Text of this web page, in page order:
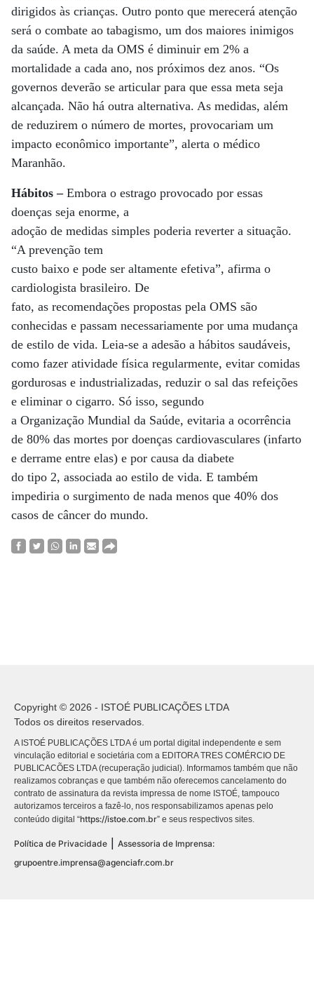
dirigidos às crianças. Outro ponto que merecerá atenção
será o combate ao tabagismo, um dos maiores inimigos
da saúde. A meta da OMS é diminuir em 2% a
mortalidade a cada ano, nos próximos dez anos. “Os
governos deverão se articular para que essa meta seja
alcançada. Não há outra alternativa. As medidas, além
de reduzirem o número de mortes, provocariam um
impacto econômico importante”, alerta o médico
Maranhão.
Hábitos –Embora o estrago provocado por essas
doenças seja enorme, a
adoção de medidas simples poderia reverter a situação.
“A prevenção tem
custo baixo e pode ser altamente efetiva”, afirma o
cardiologista brasileiro. De
fato, as recomendações propostas pela OMS são
conhecidas e passam necessariamente por uma mudança
de estilo de vida. Leia-se a adesão a hábitos saudáveis,
como fazer atividade física regularmente, evitar comidas
gordurosas e industrializadas, reduzir o sal das refeições
e eliminar o cigarro. Só isso, segundo
a Organização Mundial da Saúde, evitaria a ocorrência
de 80% das mortes por doenças cardiovasculares (infarto
e derrame entre elas) e por causa da diabete
do tipo 2, associada ao estilo de vida. E também
impediria o surgimento de nada menos que 40% dos
casos de câncer do mundo.
Copyright © 2026 - ISTOÉ PUBLICAÇÕES LTDA
Todos os direitos reservados.
A ISTOÉ PUBLICAÇÕES LTDA é um portal digital independente e sem
vinculação editorial e societária com a EDITORA TRES COMÉRCIO DE
PUBLICACÕES LTDA (recuperação judicial). Informamos também que não
realizamos cobranças e que também não oferecemos cancelamento do
contrato de assinatura da revista impressa de nome ISTOÉ, tampouco
autorizamos terceiros a fazê-lo, nos responsabilizamos apenas pelo
conteúdo digital “https://istoe.com.br” e seus respectivos sites.
Política de Privacidade
Assessoria de Imprensa:
grupoentre.imprensa@agenciafr.com.br